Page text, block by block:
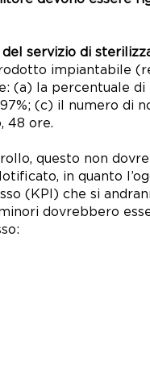
servizio di
impiantabile
(a) la percentuale
(c) il numero di
48 ore.
questo non
in quanto
(KPI) che si
dovrebbero